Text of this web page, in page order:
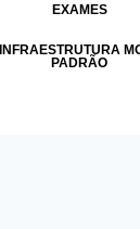
EXAMES
PADRÃO